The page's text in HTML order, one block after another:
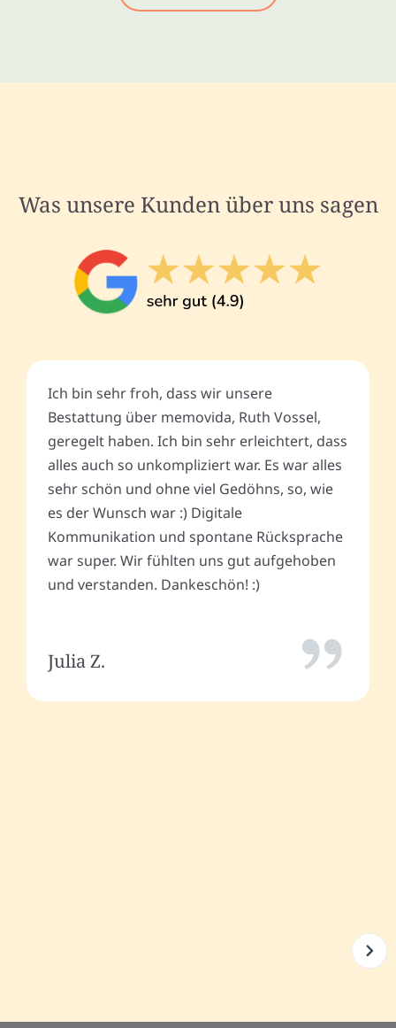
Was unsere Kunden über uns sagen
Ich bin sehr froh, dass wir unsere
Bestattung über memovida, Ruth Vossel,
geregelt haben. Ich bin sehr erleichtert, dass
alles auch so unkompliziert war. Es war alles
sehr schön und ohne viel Gedöhns, so, wie
es der Wunsch war :) Digitale
Kommunikation und spontane Rücksprache
war super. Wir fühlten uns gut aufgehoben
und verstanden. Dankeschön! :)
Julia Z.